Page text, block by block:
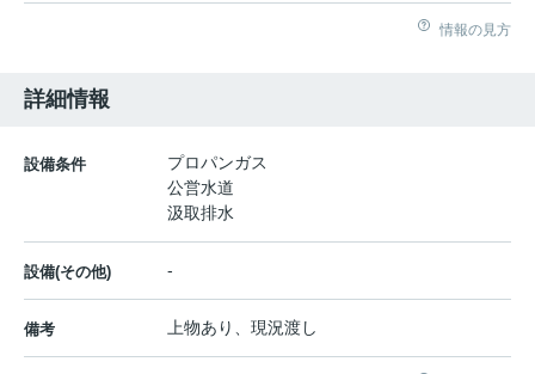
情報の見方
詳細情報
設備条件
プロパンガス
公営水道
汲取排水
設備(その他) -
備考 上物あり、現況渡し